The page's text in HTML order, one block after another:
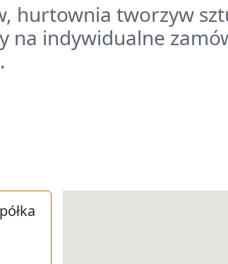
hurtownia tworzyw
na indywidualne